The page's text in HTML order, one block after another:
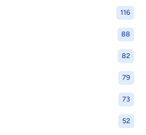
116
88
82
79
73
52